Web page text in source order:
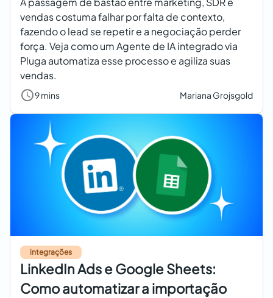
vendas costuma falhar por falta de contexto,
fazendo o lead se repetir e a negociação perder
força. Veja como um Agente de IA integrado via
Pluga automatiza esse processo e agiliza suas
vendas.
9 mins Mariana Grojsgold
integrações
LinkedIn Ads e Google Sheets:
Como automatizar a importação